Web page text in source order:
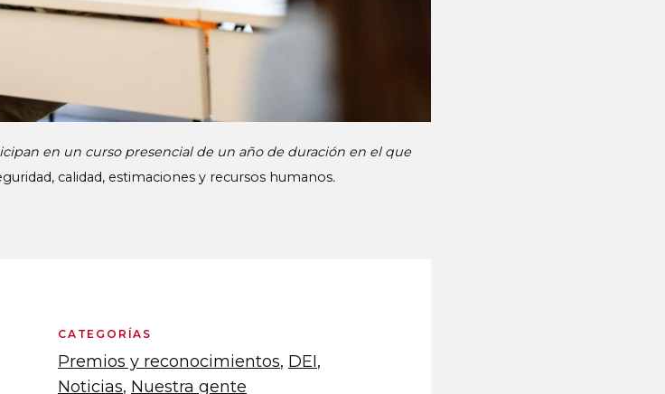
en un curso presencial de un año de duración en el que
calidad, estimaciones y recursos humanos.
CATEGORÍAS
Premios y reconocimientos, DEI,
Noticias, Nuestra gente